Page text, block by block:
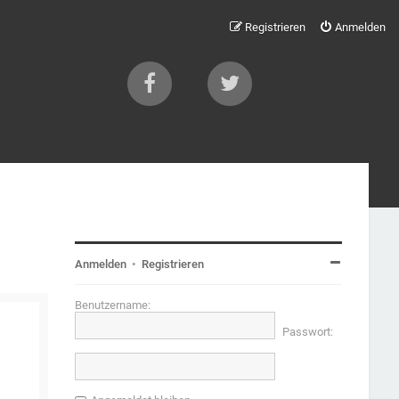
Anmelden
Registrieren
Anmelden • Registrieren
Benutzername:
Passwort: